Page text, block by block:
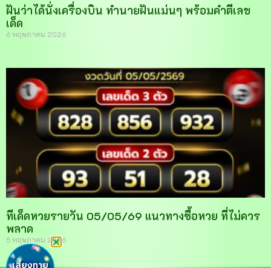
ฝันว่าได้นั่งเครื่องบิน ทำนายฝันแม่นๆ พร้อมคำตีเลข
เด็ด
6 พฤษภาคม 2026
ทีเด็ดหวยรายวัน 05/05/69 แนวทางซื้อหวย ที่ไม่ควร
พลาด
5 พฤษภาคม 2026
เสี่ยงทาย